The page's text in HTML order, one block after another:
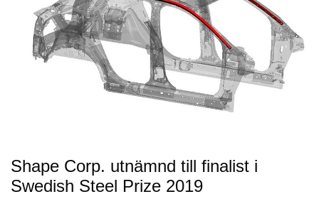
Shape Corp. utnämnd till finalist i
Swedish Steel Prize 2019